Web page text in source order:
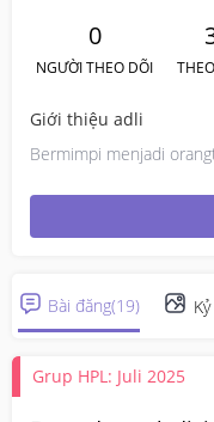
0
NGƯỜI THEO DÕI
Giới thiệu adli
Bermimpi menjadi
Bài đăng(19)
Grup HPL: Juli 2025